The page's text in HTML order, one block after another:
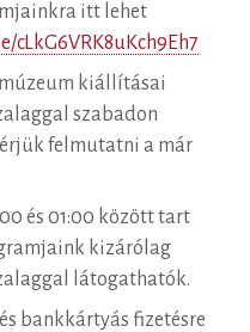
itt lehet
cLkG6VRK8uKch9Eh7
kiállításai
szabadon
felmutatni a már
és 01:00 között tart
kizárólag
látogathatók.
bankkártyás fizetésre